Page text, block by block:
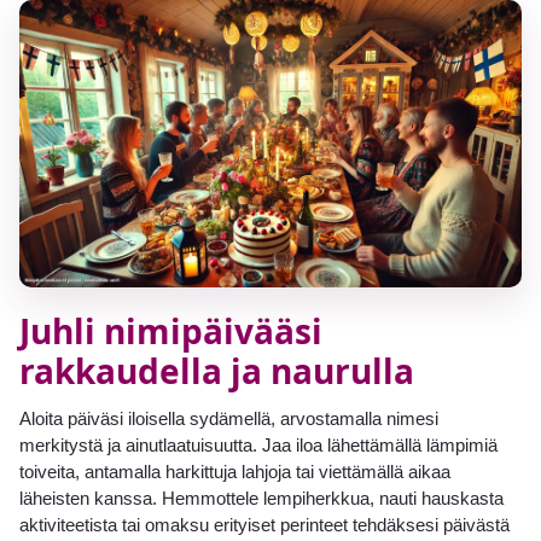
Juhli nimipäivääsi
rakkaudella ja naurulla
Aloita päiväsi iloisella sydämellä, arvostamalla nimesi
merkitystä ja ainutlaatuisuutta. Jaa iloa lähettämällä lämpimiä
toiveita, antamalla harkittuja lahjoja tai viettämällä aikaa
läheisten kanssa. Hemmottele lempiherkkua, nauti hauskasta
aktiviteetista tai omaksu erityiset perinteet tehdäksesi päivästä